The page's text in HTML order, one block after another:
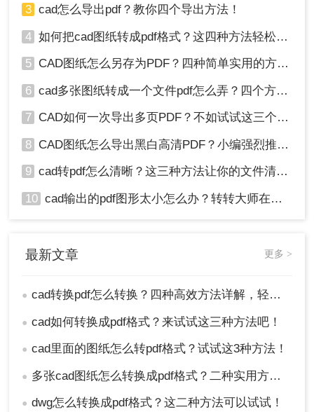
3 cad怎么导出pdf？教你四个导出方法！
4 如何把cad图纸转成pdf格式？这四种方法轻松转换！
5 CAD图纸怎么另存为PDF？四种简单实用的方法推荐
6 cad多张图纸转成一个文件pdf怎么弄？四个方法帮你搞定！
7 CAD如何一次导出多页PDF？不如试试这三个方法！
8 CAD图纸怎么导出黑白高清PDF？小编强烈推荐这三种方法！
9 cad转pdf怎么清晰？这三种方法让你的文件清晰无比！
10 cad输出的pdf图形太小怎么办？转转大师在线搞定
最新文章 更多 >
● cad转换pdf怎么转换？四种高效方法详解，轻松搞定格式转换！
● cad如何转换成pdf格式？来试试这三种方法吧！
● cad里面的图纸怎么转pdf格式？试试这3种方法！
● 多张cad图纸怎么转换成pdf格式？二种实用方法详解！
● dwg怎么转换成pdf格式？这二种方法可以试试！